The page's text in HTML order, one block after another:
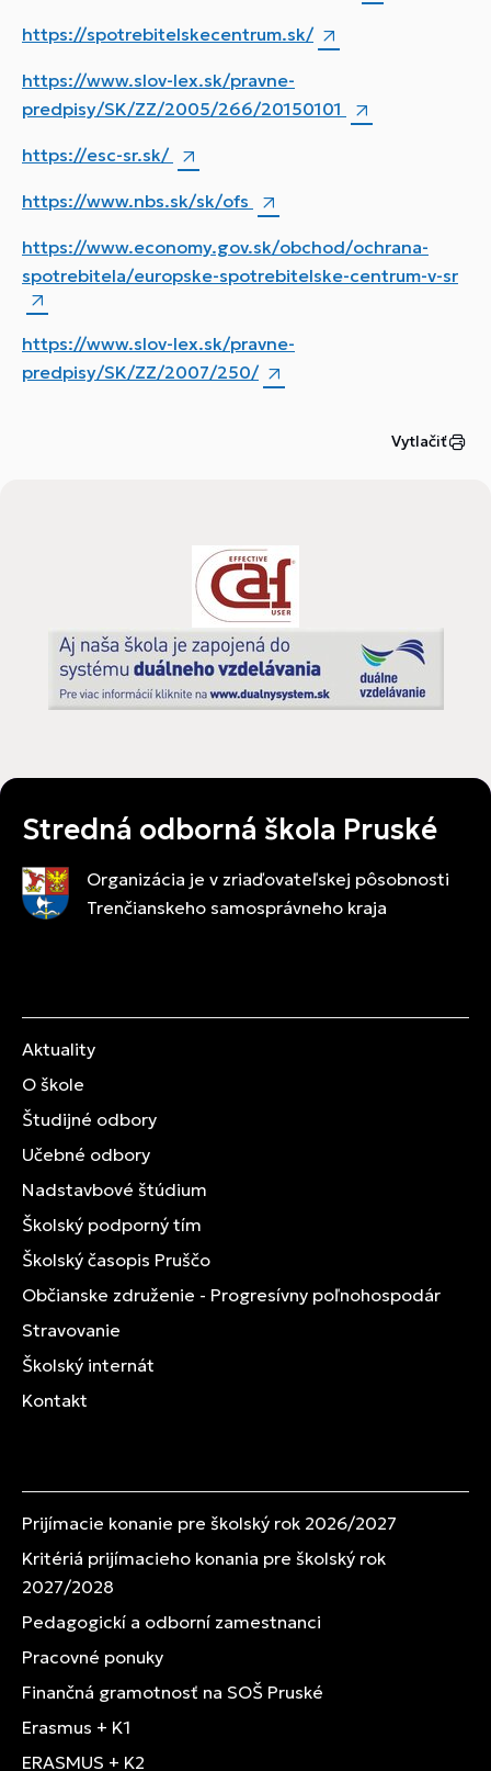
https://spotrebitelskecentrum.sk/
https://www.slov-lex.sk/pravne-
predpisy/SK/ZZ/2005/266/20150101
https://esc-sr.sk/
https://www.nbs.sk/sk/ofs
https://www.economy.gov.sk/obchod/ochrana-
spotrebitela/europske-spotrebitelske-centrum-v-sr
https://www.slov-lex.sk/pravne-
predpisy/SK/ZZ/2007/250/
Vytlačiť
Stredná odborná škola Pruské
Organizácia je v zriaďovateľskej pôsobnosti
Trenčianskeho samosprávneho kraja
Aktuality
O škole
Študijné odbory
Učebné odbory
Nadstavbové štúdium
Školský podporný tím
Školský časopis Pruščo
Občianske združenie - Progresívny poľnohospodár
Stravovanie
Školský internát
Kontakt
Prijímacie konanie pre školský rok 2026/2027
Kritériá prijímacieho konania pre školský rok
2027/2028
Pedagogickí a odborní zamestnanci
Pracovné ponuky
Finančná gramotnosť na SOŠ Pruské
Erasmus + K1
ERASMUS + K2